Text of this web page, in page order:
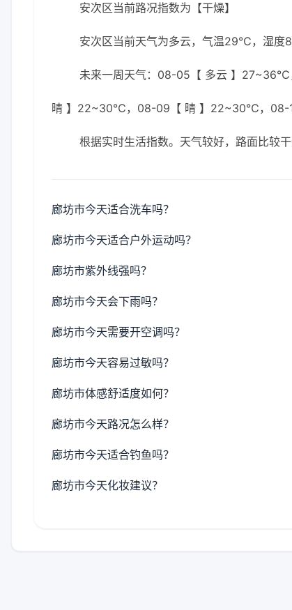
安次区当前路况指数为【干燥】
安次区当前天气为多云，气温29℃，湿度
未来一周天气：08-05【 多云 】
晴 】22~30℃，08-09【 晴 】22~30℃，08-
根据实时生活指数。天气较好，路面比较
廊坊市今天适合洗车吗？
廊坊市今天适合户外运动吗？
廊坊市紫外线强吗？
廊坊市今天会下雨吗？
廊坊市今天需要开空调吗？
廊坊市今天容易过敏吗？
廊坊市体感舒适度如何？
廊坊市今天路况怎么样？
廊坊市今天适合钓鱼吗？
廊坊市今天化妆建议？